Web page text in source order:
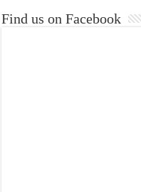
Find us on Facebook